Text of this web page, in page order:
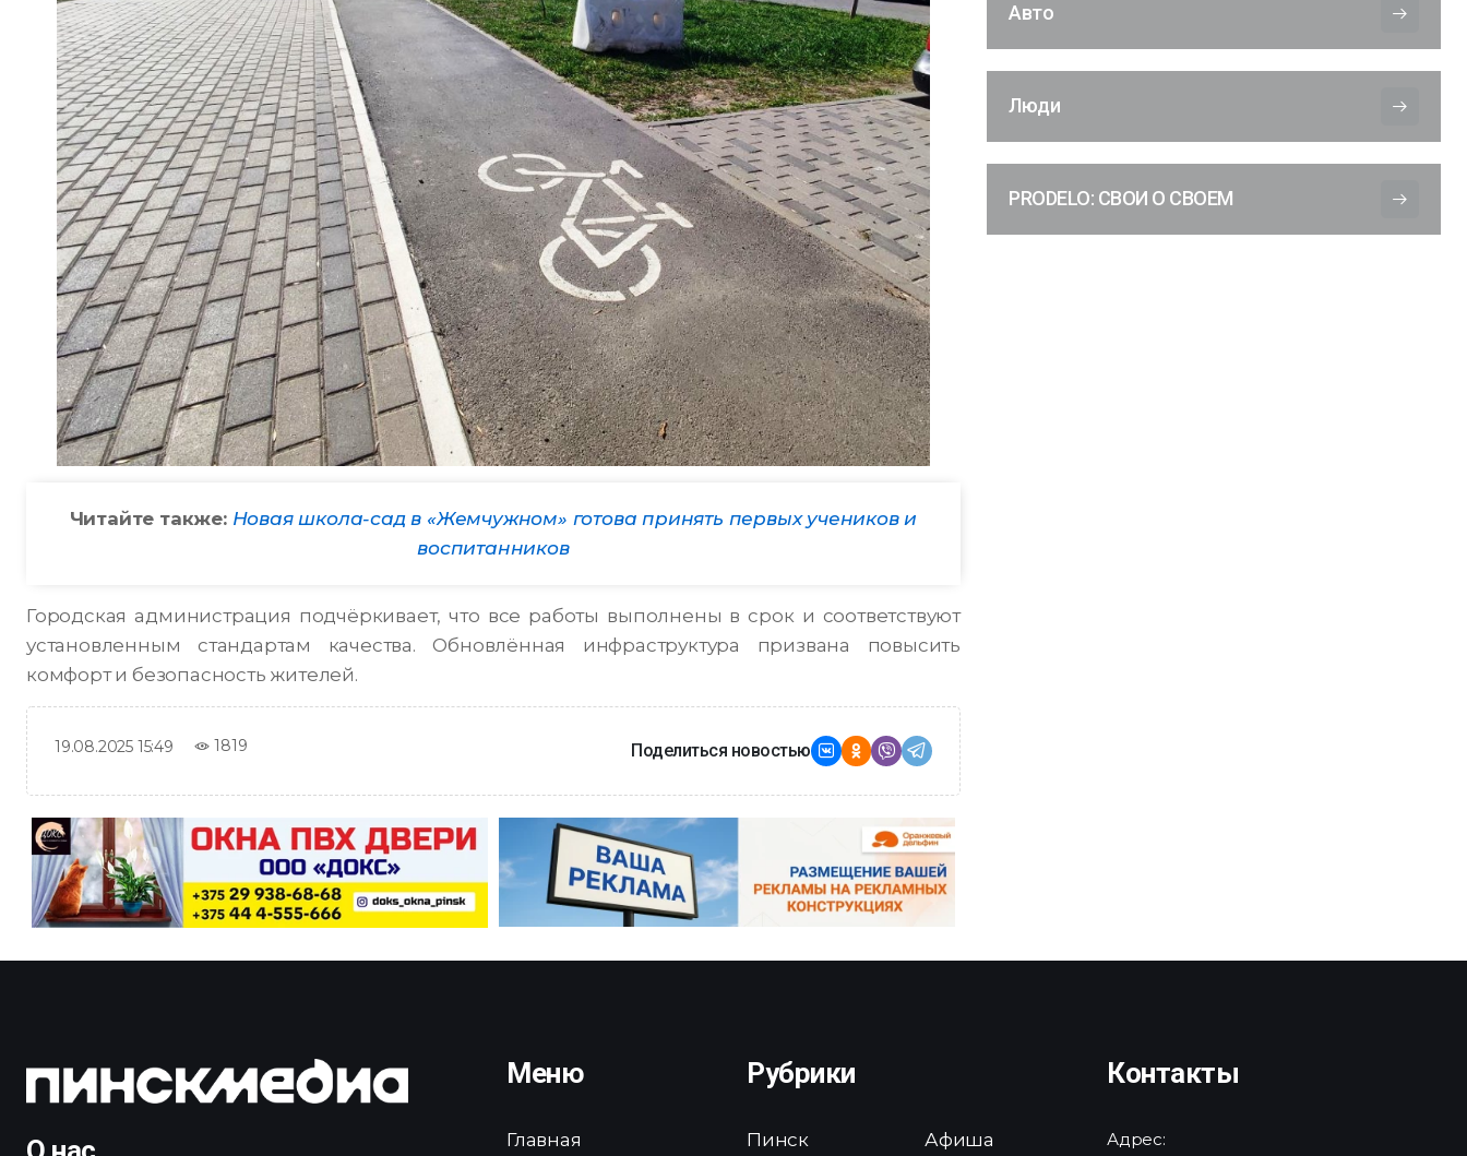
Читайте также: Новая школа-сад в «Жемчужном» готова принять первых учеников и
воспитанников
Городская администрация подчёркивает, что все работы выполнены в срок и соответствуют
установленным стандартам качества. Обновлённая инфраструктура призвана повысить
комфорт и безопасность жителей.
19.08.2025 15:49 1819 Поделиться новостью
Авто
Люди
PRODELO: СВОИ О СВОЕМ
Меню
Главная
Рубрики
Пинск Афиша
Контакты
Адрес: